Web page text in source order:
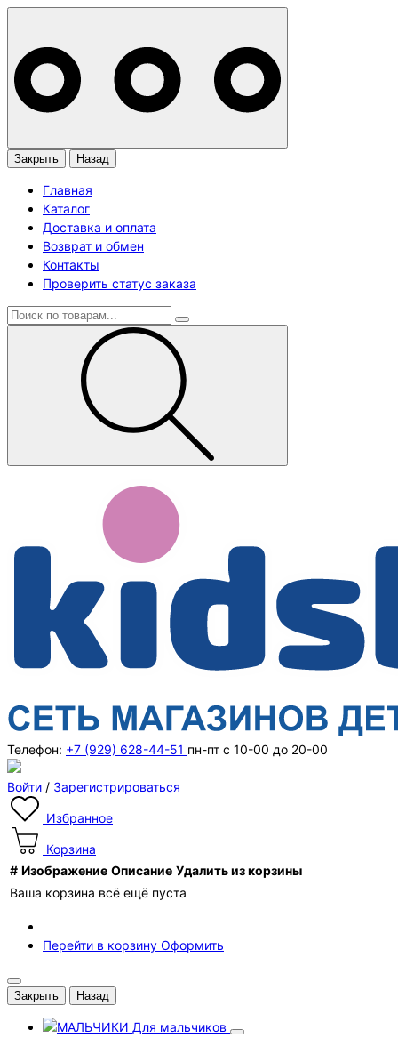
Закрыть Назад
Главная
Каталог
Доставка и оплата
Возврат и обмен
Контакты
Проверить статус заказа
Телефон: +7 (929) 628-44-51 пн-пт с 10-00 до 20-00
Войти / Зарегистрироваться
Избранное
Корзина
# Изображение Описание Удалить из корзины
Ваша корзина всё ещё пуста
Перейти в корзину Оформить
Закрыть Назад
Для мальчиков